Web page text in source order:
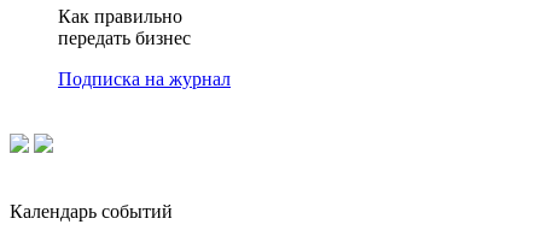
Как правильно
передать бизнес
Подписка на журнал
Календарь событий